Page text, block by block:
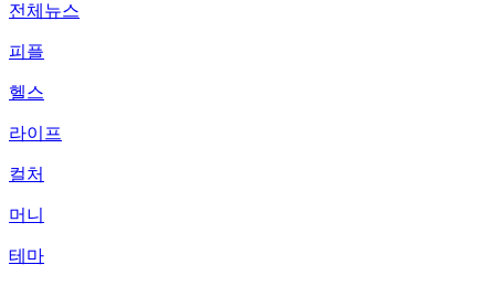
전체뉴스
피플
헬스
라이프
컬처
머니
테마